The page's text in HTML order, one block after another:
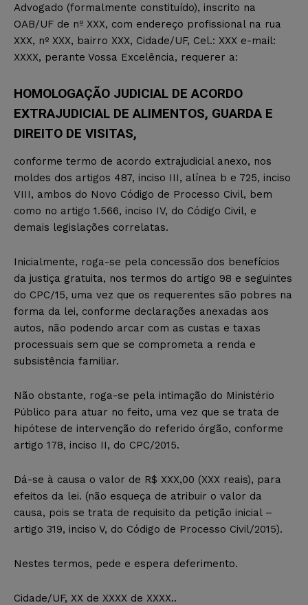
Advogado (formalmente constituído), inscrito na
OAB/UF de nº XXX, com endereço profissional na rua
XXX, nº XXX, bairro XXX, Cidade/UF, Cel.: XXX e-mail:
XXXX, perante Vossa Excelência, requerer a:
HOMOLOGAÇÃO JUDICIAL DE ACORDO
EXTRAJUDICIAL DE ALIMENTOS, GUARDA E
DIREITO DE VISITAS,
conforme termo de acordo extrajudicial anexo, nos
moldes dos artigos 487, inciso III, alínea b e 725, inciso
VIII, ambos do Novo Código de Processo Civil, bem
como no artigo 1.566, inciso IV, do Código Civil, e
demais legislações correlatas.
Inicialmente, roga-se pela concessão dos benefícios
da justiça gratuita, nos termos do artigo 98 e seguintes
do CPC/15, uma vez que os requerentes são pobres na
forma da lei, conforme declarações anexadas aos
autos, não podendo arcar com as custas e taxas
processuais sem que se comprometa a renda e
subsistência familiar.
Não obstante, roga-se pela intimação do Ministério
Público para atuar no feito, uma vez que se trata de
hipótese de intervenção do referido órgão, conforme
artigo 178, inciso II, do CPC/2015.
Dá-se à causa o valor de R$ XXX,00 (XXX reais), para
efeitos da lei. (não esqueça de atribuir o valor da
causa, pois se trata de requisito da petição inicial –
artigo 319, inciso V, do Código de Processo Civil/2015).
Nestes termos, pede e espera deferimento.
Cidade/UF, XX de XXXX de XXXX..